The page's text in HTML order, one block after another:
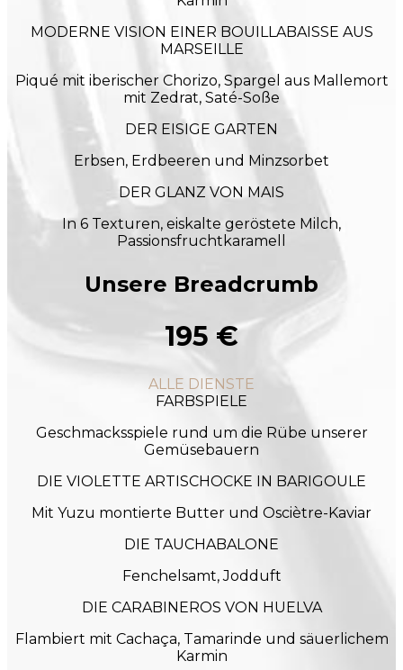
MODERNE VISION EINER BOUILLABAISSE AUS
MARSEILLE
Piqué mit iberischer Chorizo, Spargel aus Mallemort
mit Zedrat, Saté-Soße
DER EISIGE GARTEN
Erbsen, Erdbeeren und Minzsorbet
DER GLANZ VON MAIS
In 6 Texturen, eiskalte geröstete Milch,
Passionsfruchtkaramell
Unsere Breadcrumb
195 €
ALLE DIENSTE
FARBSPIELE
Geschmacksspiele rund um die Rübe unserer
Gemüsebauern
DIE VIOLETTE ARTISCHOCKE IN BARIGOULE
Mit Yuzu montierte Butter und Osciètre-Kaviar
DIE TAUCHABALONE
Fenchelsamt, Jodduft
DIE CARABINEROS VON HUELVA
Flambiert mit Cachaça, Tamarinde und säuerlichem
Karmin